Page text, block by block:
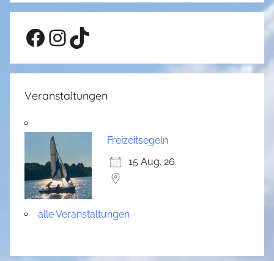
Facebook
Instagram
TikTok
Veranstaltungen
Freizeitsegeln
15 Aug. 26
alle Veranstaltungen